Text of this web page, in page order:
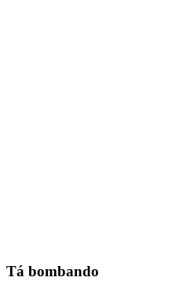
Tá bombando